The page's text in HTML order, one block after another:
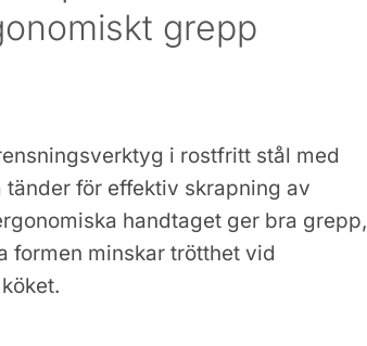
grepp
i rostfritt stål med
för effektiv skrapning av
handtaget ger bra grepp,
formen minskar trötthet vid